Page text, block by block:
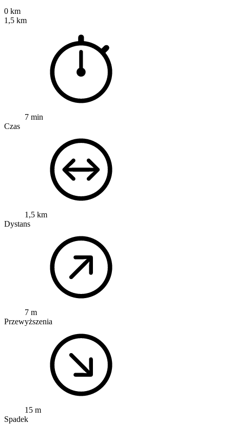
0 km
1,5 km
7 min
Czas
1,5 km
Dystans
7 m
Przewyższenia
15 m
Spadek